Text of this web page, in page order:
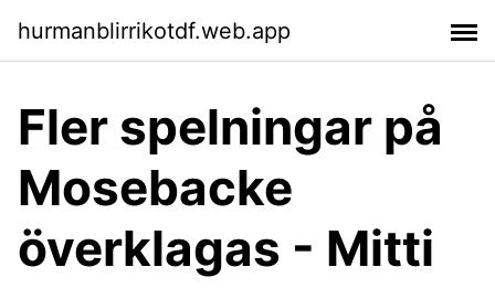
hurmanblirrikotdf.web.app
Fler spelningar på
Mosebacke
överklagas - Mitti